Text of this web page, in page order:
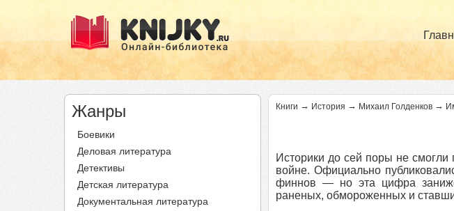
Жанры
Боевики
Деловая литература
Детективы
Детская литература
Документальная литература
Книги → История → Михаил Голденков →
Историки до сей поры не
войне. Официально
финнов — но эта цифра
раненых, обмороженных и